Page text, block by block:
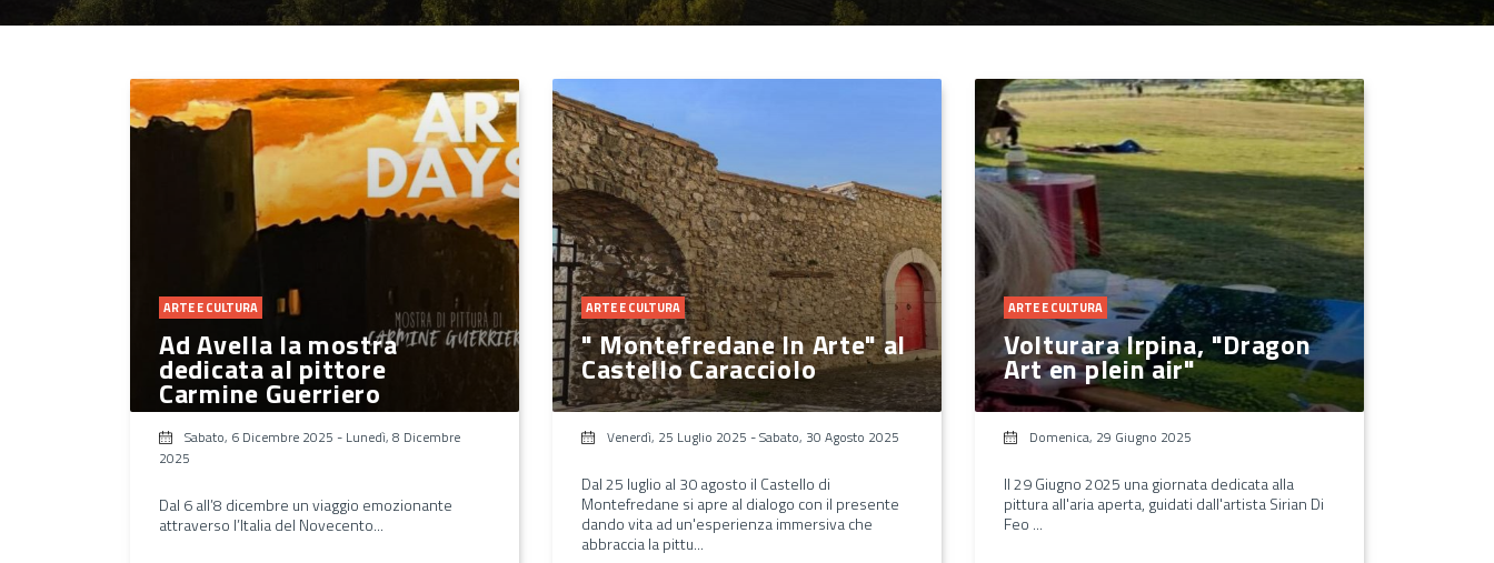
ARTE E CULTURA
Ad Avella la mostra
dedicata al pittore
Carmine Guerriero
Sabato, 6 Dicembre 2025 - Lunedì, 8 Dicembre
2025
Dal 6 all’8 dicembre un viaggio emozionante
attraverso l’Italia del Novecento...
ARTE E CULTURA
" Montefredane In Arte" al
Castello Caracciolo
Venerdì, 25 Luglio 2025 -Sabato, 30 Agosto 2025
Dal 25 luglio al 30 agosto il Castello di
Montefredane si apre al dialogo con il presente
dando vita ad un'esperienza immersiva che
abbraccia la pittu...
ARTE E CULTURA
Volturara Irpina, "Dragon
Art en plein air"
Domenica, 29 Giugno 2025
Il 29 Giugno 2025 una giornata dedicata alla
pittura all'aria aperta, guidati dall'artista Sirian Di
Feo ...